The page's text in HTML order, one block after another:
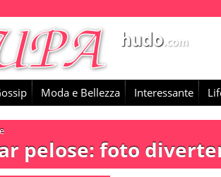
Moda e Bellezza Interessante
pelose: foto